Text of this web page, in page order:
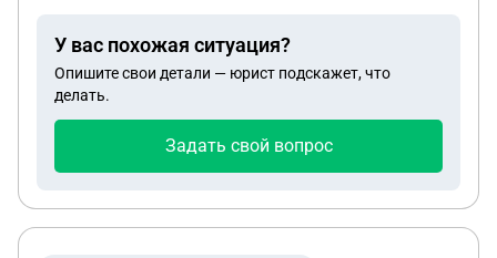
исполнительное производство, и уже 27.11.2025
направлены исполнительные производства в
банки для удержания денежных средств. Скажите
пожалуйста, возможно в данном случае
объединение последнего ИП в сводное
насколько не прав пристав, направив на
У вас похожая ситуация?
Опишите свои детали — юрист подскажет, что
делать.
Задать свой вопрос